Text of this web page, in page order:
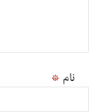
نام *